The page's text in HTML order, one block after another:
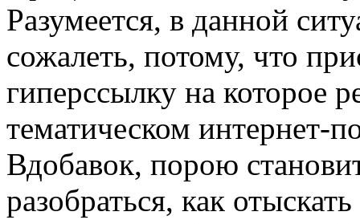
Разумеется, в данной
сожалеть, потому, что
гиперссылку на которое
тематическом интернет-
Вдобавок, порою
разобраться, как